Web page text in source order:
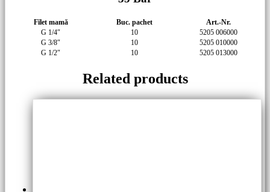
Filet mamă Buc. pachet
Art.-Nr.
G 1/4″
10
5205 006000
G 3/8″
10
5205 010000
G 1/2″
10 5205 013000
Related products